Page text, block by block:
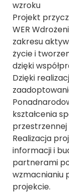
wzroku
Projekt
WER
zakresu
życie i
dzięki
Dzięki
kształcenia
przestrzennej
Realizacja
informacji i
partnerami
wzmacnianiu
projekcie.